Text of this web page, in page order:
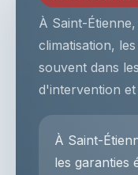
À Saint-
climatisation,
souvent dans
d'intervention et
À Saint-
les garanties